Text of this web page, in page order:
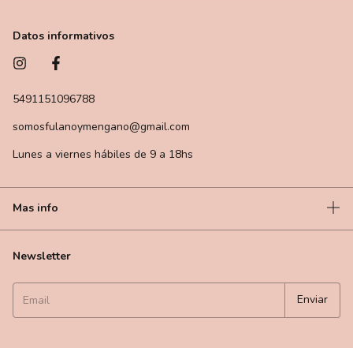
Datos informativos
5491151096788
somosfulanoymengano@gmail.com
Lunes a viernes hábiles de 9 a 18hs
Mas info
Newsletter